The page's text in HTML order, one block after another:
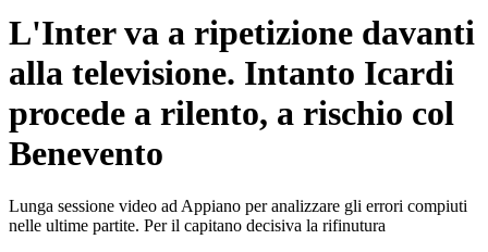
L'Inter va a ripetizione davanti
alla televisione. Intanto Icardi
procede a rilento, a rischio col
Benevento
Lunga sessione video ad Appiano per analizzare gli errori compiuti
nelle ultime partite. Per il capitano decisiva la rifinutura